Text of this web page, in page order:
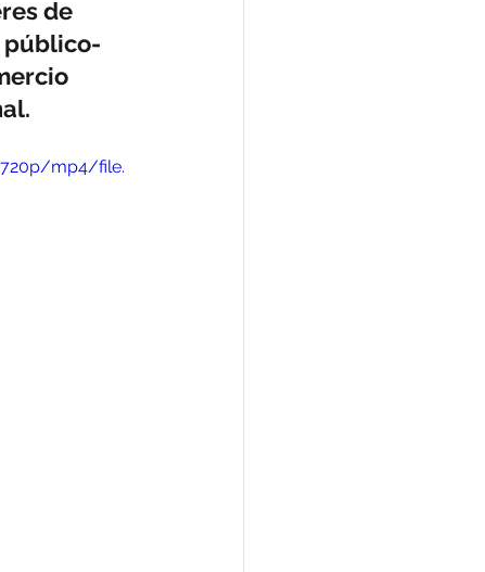
Reconocimientos
de
público-
720p/mp4/file.